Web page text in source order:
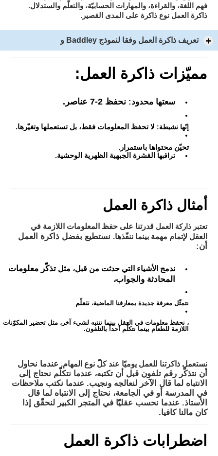
فهم اللغة، والقراءة، والمهارات الحسابيّة، والتعلّم والستدلال.
ذاكرة العمل نوع ذاكرة على المدى القصير.
تعريف ذاكرة العمل وفقا لنموذج Baddley و
مميّزات ذاكرة العمل:
سعتها محدود: نحفظ 2-7 عناصر.
إنّها نشيطة: لا تحفظ المعلومات فقط، بل تستعملها وتغيّرها.
تحيّن محتواها باستمرار.
تراقبها القشرة الجبهية الظهرية الوحشية.
أمثال ذاكرة العمل
تعتبر ذاركة العملقدرتنا على حفظ المعلومات اللازمة في
العقل لإتمام مهمة بينما ننفّذها. نستطيع بفضل ذاكرة العمل
أن:
ندمج الأشياء التي حدثت من قبل، مثل تذكّر معلومات
المحادثة والجواب،
نتمثّل معرفة جديدة بمعارفنا الماضية، نتعلّم
، نحفظ معلومات في العقل بينما ننتبه لشيء آخر، مثل تحضير المكوّنات
اللازمة للطعام بينما نتكلّم أحداً بالتلفون.
نستعمل ذاكرتنا للعمل يوميّا عند كلّ نوع المهام. عندما نحاول
أن نتذكّر رقم تلفون قبل أن تكتبه، عندما نتكلّم نحتاج إلى
الانتباه لما قال الآخر لنعالجه ونجيب. عندما نكتب ملاحظات
في المدرسة أو في الجامعة، نحتاج إلى الانتباه لما قال
الأستاذ. عندما نحسب عقليّا في المتجر الكبير لنحقّق إذا
كان مالنا كافيا.
اضطرابات ذاكرة العمل